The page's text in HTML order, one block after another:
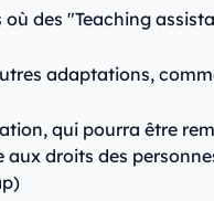
des "Teaching
adaptations,
qui pourra être
aux droits des